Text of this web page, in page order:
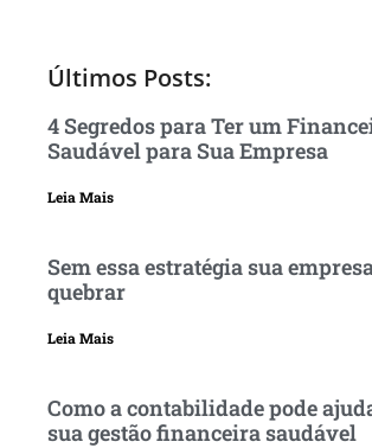
Últimos Posts:
4 Segredos para Ter um
Saudável para Sua Empresa
Leia Mais
Sem essa estratégia sua
quebrar
Leia Mais
Como a contabilidade pode
sua gestão financeira saudável